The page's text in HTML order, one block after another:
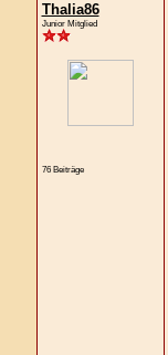
Thalia86
Junior Mitglied
76 Beiträge